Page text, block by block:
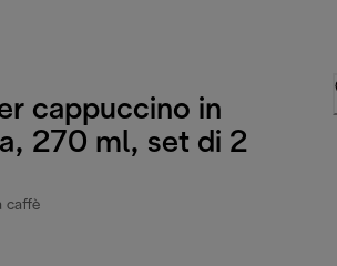
cappuccino in
270 ml, set di 2
caffè